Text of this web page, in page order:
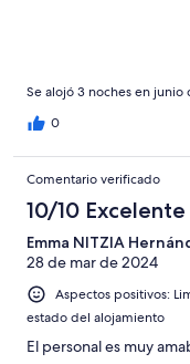
Se alojó 3 noches en junio
0
Comentario verificado
10/10 Excelente
Emma NITZIA
28 de mar de 2024
Aspectos positivos:
estado del alojamiento
El personal es muy